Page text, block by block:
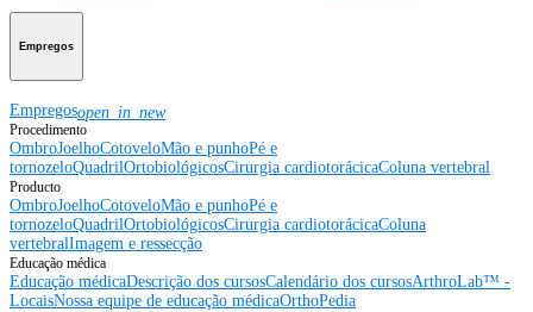
Empregos
Empregosopen_in_new
Procedimento
OmbroJoelhoCotoveloMão e punhoPé e
tornozeloQuadrilOrtobiológicosCirurgia cardiotorácicaColuna vertebral
Producto
OmbroJoelhoCotoveloMão e punhoPé e
tornozeloQuadrilOrtobiológicosCirurgia cardiotorácicaColuna
vertebralImagem e ressecção
Educação médica
Educação médicaDescrição dos cursosCalendário dos cursosArthroLab™ -
LocaisNossa equipe de educação médicaOrthoPedia